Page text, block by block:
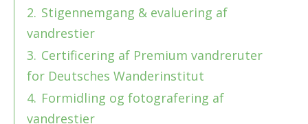
2. Stigennemgang & evaluering af
vandrestier
3. Certificering af Premium vandreruter
for Deutsches Wanderinstitut
4. Formidling og fotografering af
vandrestier